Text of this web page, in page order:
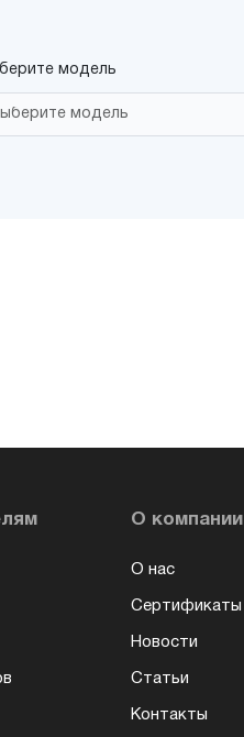
модель
О компании
О нас
Сертификаты
Новости
Статьи
Контакты